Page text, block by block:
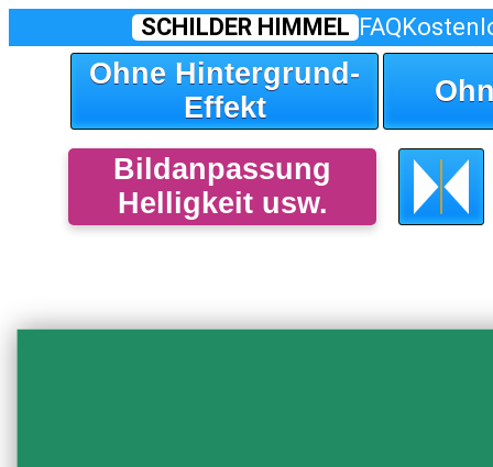
SCHILDER HIMMEL FAQ
Ohne Hintergrund-
Effekt
Bildanpassung
Helligkeit usw.